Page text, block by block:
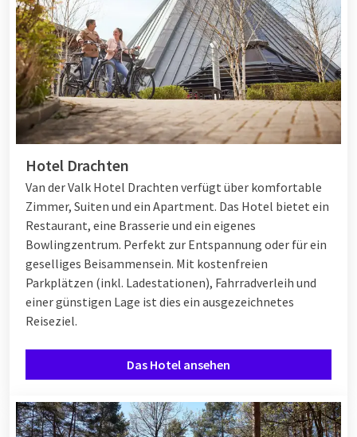
Hotel Drachten
Van der Valk Hotel Drachten verfügt über komfortable
Zimmer, Suiten und ein Apartment. Das Hotel bietet ein
Restaurant, eine Brasserie und ein eigenes
Bowlingzentrum. Perfekt zur Entspannung oder für ein
geselliges Beisammensein. Mit kostenfreien
Parkplätzen (inkl. Ladestationen), Fahrradverleih und
einer günstigen Lage ist dies ein ausgezeichnetes
Reiseziel.
Das Hotel ansehen